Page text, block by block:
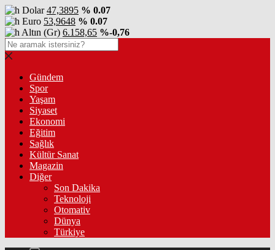
Dolar47,3895 % 0.07
Euro 53,9648 % 0.07
Altın (Gr) 6.158,65 %-0,76
Gündem
Spor
Yaşam
Siyaset
Ekonomi
Eğitim
Sağlık
Kültür Sanat
Magazin
Diğer
Son Dakika
Teknoloji
Otomativ
Dünya
Türkiye